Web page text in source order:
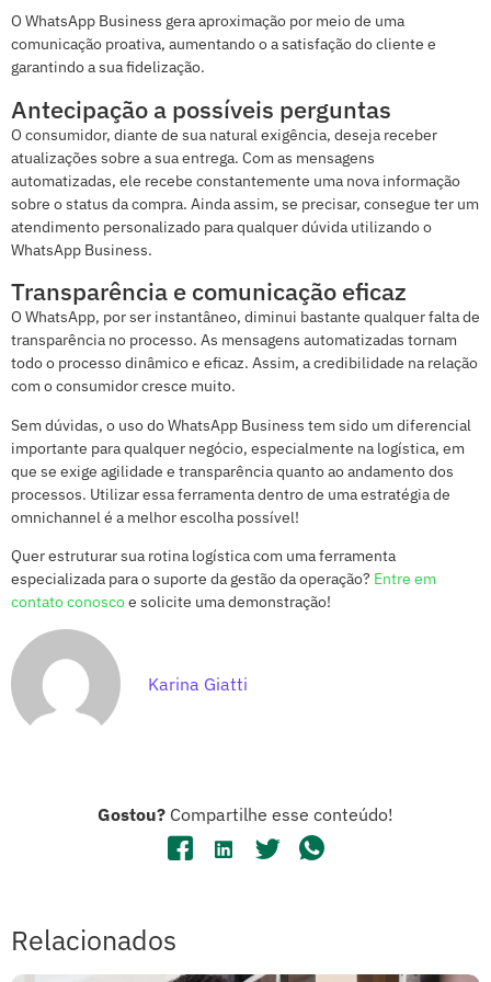
O WhatsApp Business gera aproximação por meio de uma
comunicação proativa, aumentando o a satisfação do cliente e
garantindo a sua fidelização.
Antecipação a possíveis perguntas
O consumidor, diante de sua natural exigência, deseja receber
atualizações sobre a sua entrega. Com as mensagens
automatizadas, ele recebe constantemente uma nova informação
sobre o status da compra. Ainda assim, se precisar, consegue ter um
atendimento personalizado para qualquer dúvida utilizando o
WhatsApp Business.
Transparência e comunicação eficaz
O WhatsApp, por ser instantâneo, diminui bastante qualquer falta de
transparência no processo. As mensagens automatizadas tornam
todo o processo dinâmico e eficaz. Assim, a credibilidade na relação
com o consumidor cresce muito.
Sem dúvidas, o uso do WhatsApp Business tem sido um diferencial
importante para qualquer negócio, especialmente na logística, em
que se exige agilidade e transparência quanto ao andamento dos
processos. Utilizar essa ferramenta dentro de uma estratégia de
omnichannel é a melhor escolha possível!
Quer estruturar sua rotina logística com uma ferramenta
especializada para o suporte da gestão da operação? Entre em
contato conoscoe solicite uma demonstração!
Karina Giatti
Gostou? Compartilhe esse conteúdo!
Relacionados